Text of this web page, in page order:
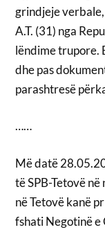
grindjeje
A.T. (31) nga
lëndime trupore.
dhe pas
parashtresë
……
Më datë
të SPB-Tetovë
në Tetovë kanë
fshati Negotinë e